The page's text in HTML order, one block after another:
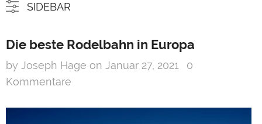
SIDEBAR
Die beste Rodelbahn in Europa
by Joseph Hage on Januar 27, 2021
0
Kommentare